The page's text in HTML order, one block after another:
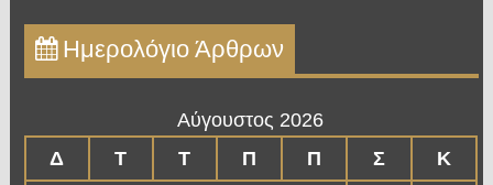
Ημερολόγιο Άρθρων
Αύγουστος 2026
Δ
Τ Τ Π Π Σ
Κ